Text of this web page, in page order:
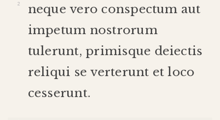
neque vero conspectum aut
impetum nostrorum
tulerunt, primisque deiectis
reliqui se verterunt et loco
cesserunt.